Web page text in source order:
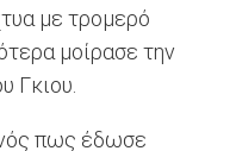
με τρομερό
μοίρασε την
Γκιου.
πως έδωσε